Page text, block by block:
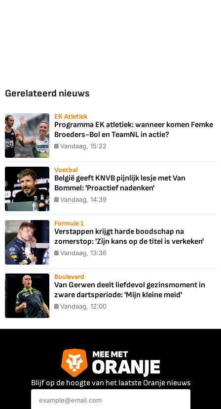
Gerelateerd nieuws
EK Atletiek
Programma EK atletiek: wanneer komen Femke
Broeders-Bol en TeamNL in actie?
Vandaag, 15:22
Voetbal
België geeft KNVB pijnlijk lesje met Van
Bommel: 'Proactief nadenken'
Vandaag, 14:39
Formule 1
Verstappen krijgt harde boodschap na
zomerstop: 'Zijn kans op de titel is verkeken'
Vandaag, 13:36
Boulevard
Van Gerwen deelt liefdevol gezinsmoment in
zware dartsperiode: 'Mijn kleine meid'
Vandaag, 12:00
Blijf op de hoogte van het laatste Oranje nieuws